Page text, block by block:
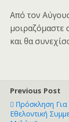
Από τον
μοιραζόμαστε
και θα
Previous Post
Πρόσκληση Για
Εθελοντική